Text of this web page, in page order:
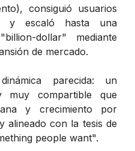
consiguió usuarios
y escaló hasta una
dollar" mediante
de mercado.
parecida: un
muy compartible que
y crecimiento por
alineado con la tesis de
people want".